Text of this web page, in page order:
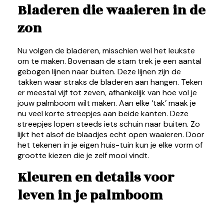
Bladeren die waaieren in de
zon
Nu volgen de bladeren, misschien wel het leukste
om te maken. Bovenaan de stam trek je een aantal
gebogen lijnen naar buiten. Deze lijnen zijn de
takken waar straks de bladeren aan hangen. Teken
er meestal vijf tot zeven, afhankelijk van hoe vol je
jouw palmboom wilt maken. Aan elke ‘tak’ maak je
nu veel korte streepjes aan beide kanten. Deze
streepjes lopen steeds iets schuin naar buiten. Zo
lijkt het alsof de blaadjes echt open waaieren. Door
het tekenen in je eigen huis-tuin kun je elke vorm of
grootte kiezen die je zelf mooi vindt.
Kleuren en details voor
leven in je palmboom